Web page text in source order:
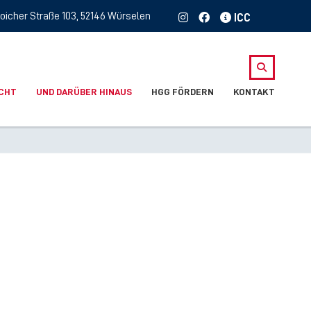
Straße 103, 52146 Würselen
UND DARÜBER HINAUS HGG FÖRDERN KONTAKT